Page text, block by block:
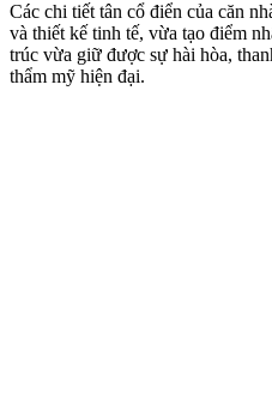
Các chi tiết tân cổ điển của căn
và thiết kế tinh tế, vừa tạo điểm
trúc vừa giữ được sự hài hòa,
thẩm mỹ hiện đại.